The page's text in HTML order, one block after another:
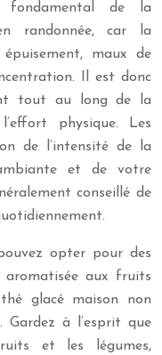
fondamental de la
randonnée, car la
maux de
Il est donc
tout au long de la
physique. Les
de l’intensité de la
et de votre
conseillé de
opter pour des
aromatisée aux fruits
glacé maison non
Gardez à l’esprit que
et les légumes,